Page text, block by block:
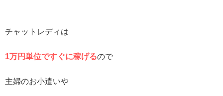
チャットレディは
1万円単位ですぐに稼げるので
主婦のお小遣いや